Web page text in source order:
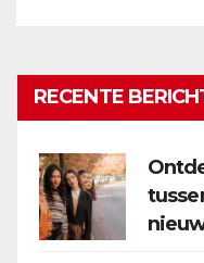
RECENTE